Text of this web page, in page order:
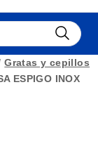
Gratas y cepillos
ESPIGO INOX